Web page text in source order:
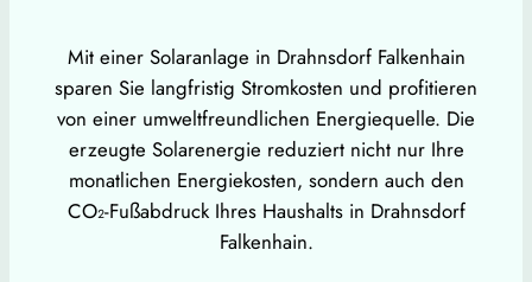
Mit einer Solaranlage in Drahnsdorf Falkenhain
sparen Sie langfristig Stromkosten und profitieren
von einer umweltfreundlichen Energiequelle. Die
erzeugte Solarenergie reduziert nicht nur Ihre
monatlichen Energiekosten, sondern auch den
CO₂-Fußabdruck Ihres Haushalts in Drahnsdorf
Falkenhain.